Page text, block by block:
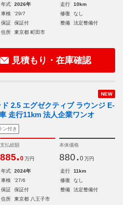
年式 2026年 走行
10km
車検
'29/7 修復
なし
保証
保証付 整備
法定整備付
住所
東京都 町田市
見積もり・在庫確認
NEW
2.5 エグゼクティブ ラウンジ E-
走行11km 法人企業ワンオ
ン付き
支払総額
885.0 万円
本体価格
880. 0 万円
年式 2024年 走行
11km
車検
'27/6 修復
なし
保証
保証付 整備
法定整備付
住所
東京都 八王子市